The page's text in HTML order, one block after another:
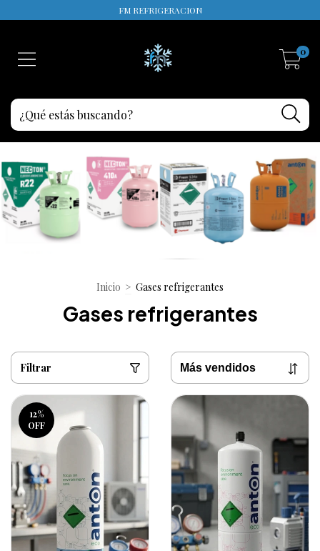
FM REFRIGERACION
0
Inicio > Gases refrigerantes
Gases refrigerantes
Filtrar
12%
OFF